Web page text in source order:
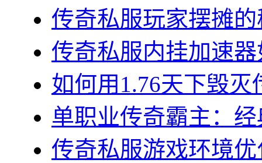
传奇私服玩家摆摊
传奇私服内挂加速
如何用1.76天下毁灭
单职业传奇霸主：
传奇私服游戏环境